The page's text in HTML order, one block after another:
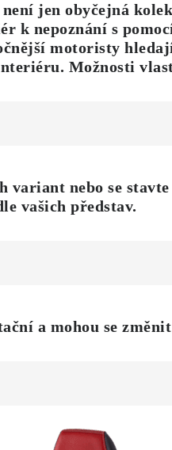
jen obyčejná
k nepoznání s
motoristy
Možnosti
variant nebo se
vašich představ.
a mohou se